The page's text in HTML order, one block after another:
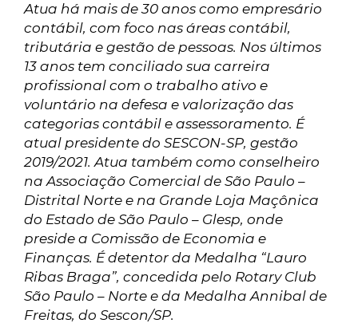
Atua há mais de 30 anos como empresário
contábil, com foco nas áreas contábil,
tributária e gestão de pessoas. Nos últimos
13 anos tem conciliado sua carreira
profissional com o trabalho ativo e
voluntário na defesa e valorização das
categorias contábil e assessoramento. É
atual presidente do SESCON-SP, gestão
2019/2021. Atua também como conselheiro
na Associação Comercial de São Paulo –
Distrital Norte e na Grande Loja Maçônica
do Estado de São Paulo – Glesp, onde
preside a Comissão de Economia e
Finanças. É detentor da Medalha “Lauro
Ribas Braga”, concedida pelo Rotary Club
São Paulo – Norte e da Medalha Annibal de
Freitas, do Sescon/SP.